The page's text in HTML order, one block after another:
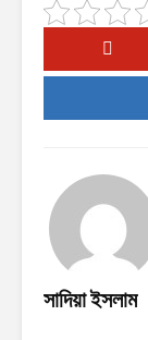
সাদিয়া ইসলাম